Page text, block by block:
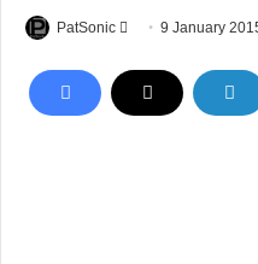
PatSonic
Follow9 January